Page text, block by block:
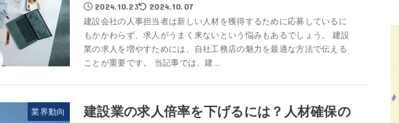
2024.10.23 2024.10.07
建設会社の人事担当者は新しい人材を獲得するために応募しているに
もかかわらず、求人がうまく来ないという悩みもあるでしょう。 建設
業の求人を増やすためには、自社工務店の魅力を最適な方法で伝える
ことが重要です。 当記事では、建...
業界動向
建設業の求人倍率を下げるには？人材確保の